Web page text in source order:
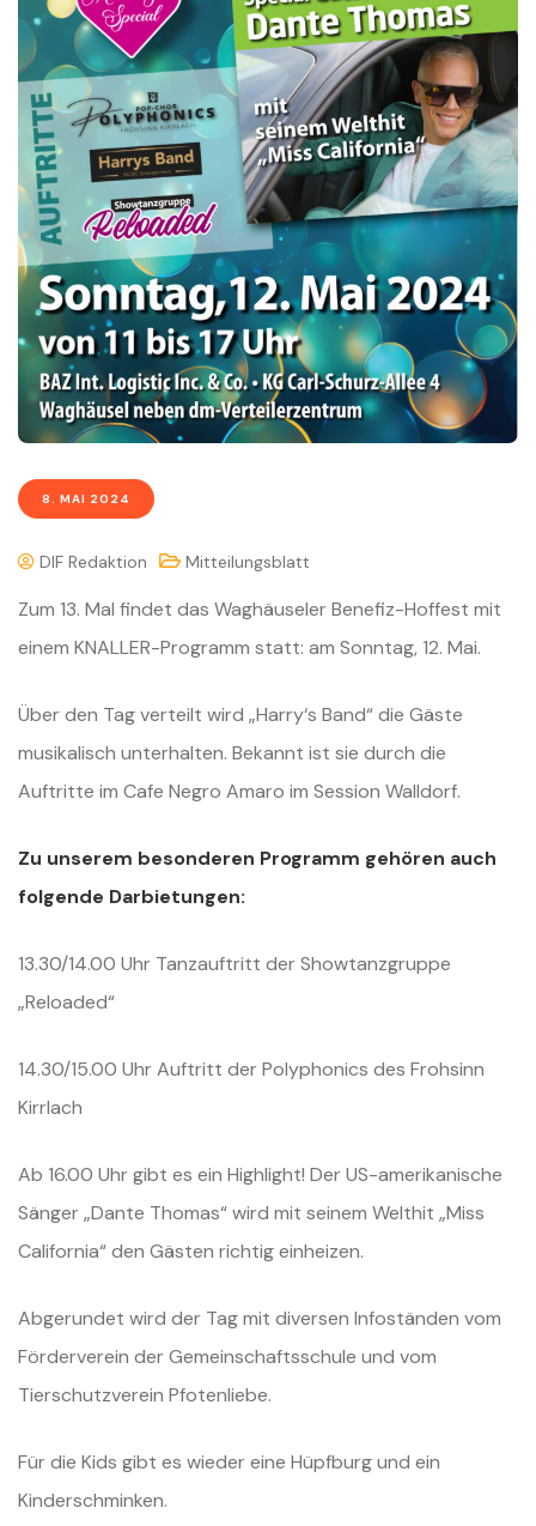
8. MAI 2024
DIF Redaktion Mitteilungsblatt
Zum 13. Mal findet das Waghäuseler Benefiz-Hoffest mit
einem KNALLER-Programm statt: am Sonntag, 12. Mai.
Über den Tag verteilt wird „Harry‘s Band“ die Gäste
musikalisch unterhalten. Bekannt ist sie durch die
Auftritte im Cafe Negro Amaro im Session Walldorf.
Zu unserem besonderen Programm gehören auch
folgende Darbietungen:
13.30/14.00 Uhr Tanzauftritt der Showtanzgruppe
„Reloaded“
14.30/15.00 Uhr Auftritt der Polyphonics des Frohsinn
Kirrlach
Ab 16.00 Uhr gibt es ein Highlight! Der US-amerikanische
Sänger „Dante Thomas“ wird mit seinem Welthit „Miss
California“ den Gästen richtig einheizen.
Abgerundet wird der Tag mit diversen Infoständen vom
Förderverein der Gemeinschaftsschule und vom
Tierschutzverein Pfotenliebe.
Für die Kids gibt es wieder eine Hüpfburg und ein
Kinderschminken.